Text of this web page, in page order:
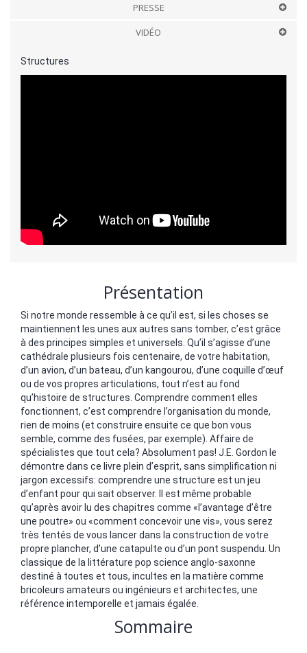
PRESSE
VIDÉO
Structures
Présentation
Si notre monde ressemble à ce qu’il est, si les choses se
maintiennent les unes aux autres sans tomber, c’est grâce
à des principes simples et universels. Qu’il s’agisse d’une
cathédrale plusieurs fois centenaire, de votre habitation,
d’un avion, d’un bateau, d’un kangourou, d’une coquille d’œuf
ou de vos propres articulations, tout n’est au fond
qu’histoire de structures. Comprendre comment elles
fonctionnent, c’est comprendre l’organisation du monde,
rien de moins (et construire ensuite ce que bon vous
semble, comme des fusées, par exemple). Affaire de
spécialistes que tout cela? Absolument pas! J.E. Gordon le
démontre dans ce livre plein d’esprit, sans simplification ni
jargon excessifs: comprendre une structure est un jeu
d’enfant pour qui sait observer. Il est même probable
qu’après avoir lu des chapitres comme «l’avantage d’être
une poutre» ou «comment concevoir une vis», vous serez
très tentés de vous lancer dans la construction de votre
propre plancher, d’une catapulte ou d’un pont suspendu. Un
classique de la littérature pop science anglo-saxonne
destiné à toutes et tous, incultes en la matière comme
bricoleurs amateurs ou ingénieurs et architectes, une
référence intemporelle et jamais égalée.
Sommaire